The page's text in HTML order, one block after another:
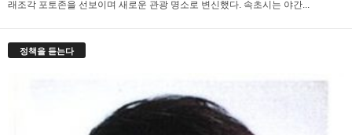
래조각 포토존을 선보이며 새로운 관광 명소로 변신했다. 속초시는 야간...
정책을 듣는다